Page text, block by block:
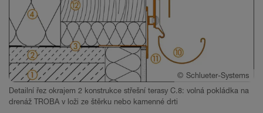
© Schlueter-Systems
Detailní řez okrajem 2 konstrukce střešní terasy C.8: volná pokládka na
drenáž TROBA v loži ze štěrku nebo kamenné drti